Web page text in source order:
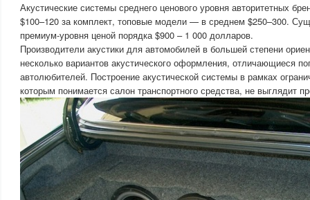
Акустические системы среднего ценового уровня авторитетных
$100–120 за комплект, топовые модели — в среднем $250–300.
премиум-уровня ценой порядка $900 – 1 000 долларов.
Производители акустики для автомобилей в большей степени
несколько вариантов акустического оформления, отличающиеся
автолюбителей. Построение акустической системы в рамках
которым понимается салон транспортного средства, не выглядит